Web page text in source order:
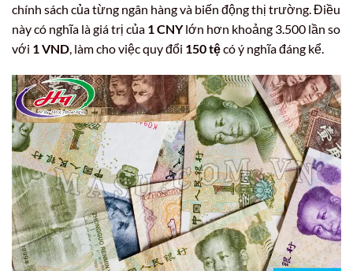
chính sách của từng ngân hàng và biến động thị trường. Điều
này có nghĩa là giá trị của 1 CNYlớn hơn khoảng 3.500 lần so
với 1 VND, làm cho việc quy đổi 150 tệcó ý nghĩa đáng kể.